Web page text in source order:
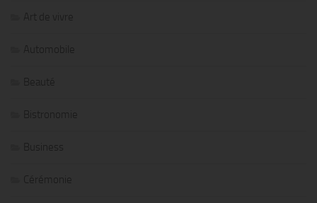
Art de vivre
Automobile
Beauté
Bistronomie
Business
Cérémonie